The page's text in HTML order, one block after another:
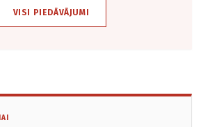
VISI PIEDĀVĀJUMI